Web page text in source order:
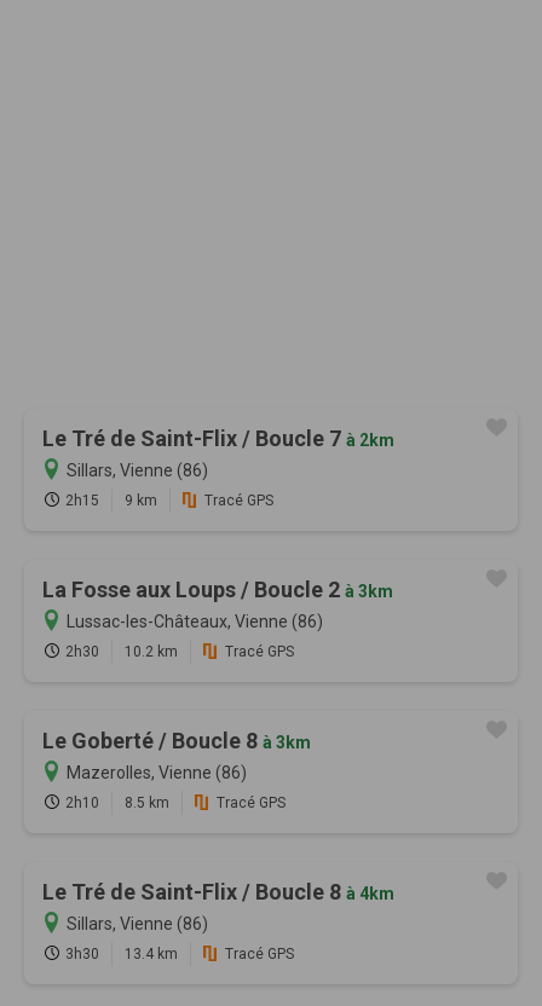
Le Tré de Saint-Flix / Boucle 7 à 2km
Sillars, Vienne (86)
2h15 9 km Tracé GPS
La Fosse aux Loups / Boucle 2 à 3km
Lussac-les-Châteaux, Vienne (86)
2h30 10.2 km Tracé GPS
Le Goberté / Boucle 8 à 3km
Mazerolles, Vienne (86)
2h10 8.5 km Tracé GPS
Le Tré de Saint-Flix / Boucle 8 à 4km
Sillars, Vienne (86)
3h30 13.4 km Tracé GPS